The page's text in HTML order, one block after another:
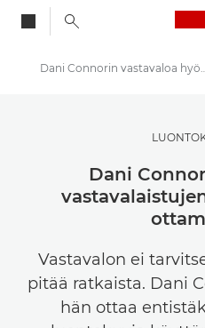
Säilytä kuvia ja videoita edullisesti
Dani Connorin vastavaloa
Dani
Vastavalon ei
pitää ratkaista. Dani
hän ottaa